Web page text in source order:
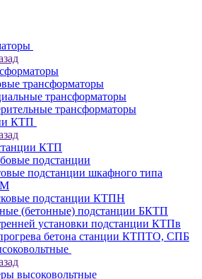
трансформаторы
трансформаторы
трансформаторы
КТП
КТП
подстанции
подстанции шкафного типа
подстанции КТПН
(бетонные) подстанции БКТП
установки подстанции КТПв
бетона станции КТПТО, СПБ
высоковольтные